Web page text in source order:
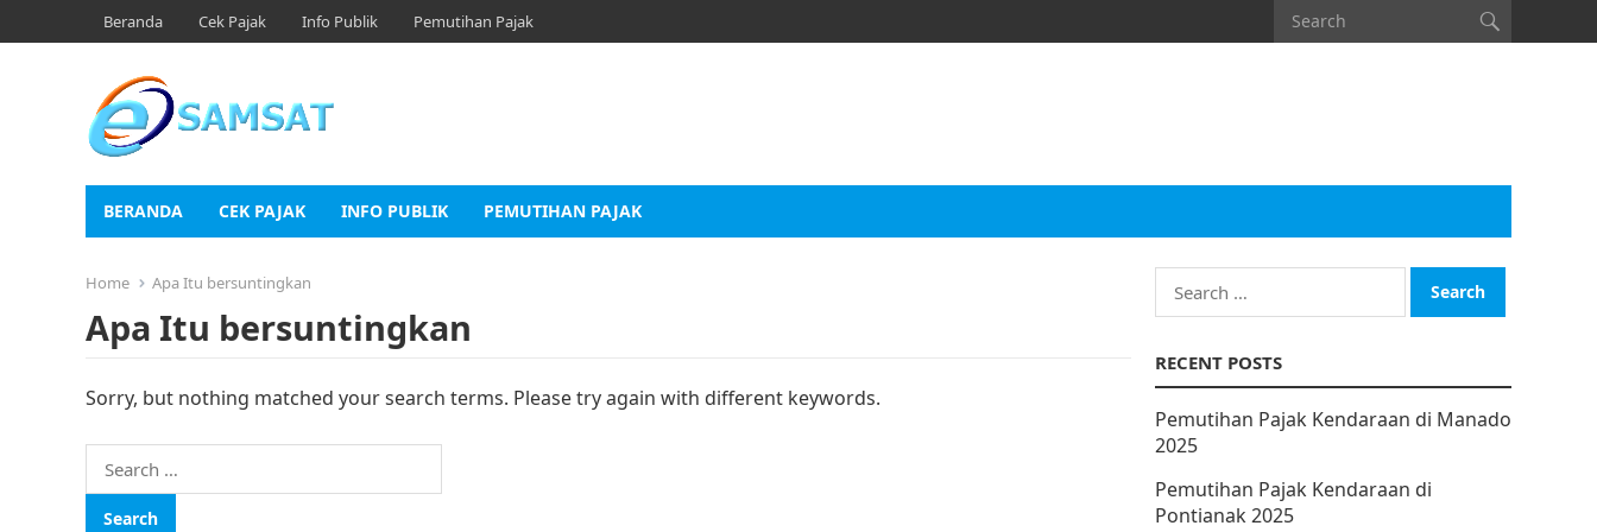
Beranda Cek Pajak Info Publik Pemutihan Pajak
BERANDA CEK PAJAK INFO PUBLIK PEMUTIHAN PAJAK
Home Apa Itu bersuntingkan
Apa Itu bersuntingkan
Sorry, but nothing matched your search terms. Please try again with different keywords.
Search
for:
Search
for:
RECENT POSTS
Pemutihan Pajak Kendaraan di Manado
2025
Pemutihan Pajak Kendaraan di
Pontianak 2025